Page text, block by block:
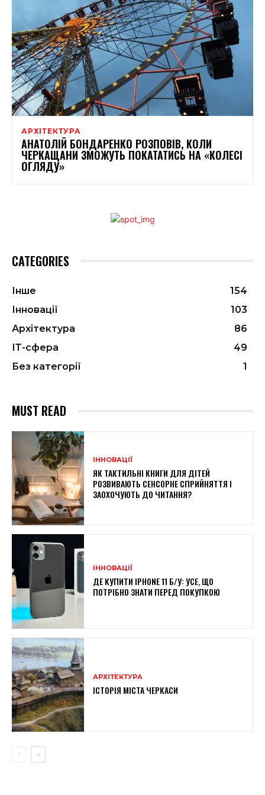
АРХІТЕКТУРА
АНАТОЛІЙ БОНДАРЕНКО РОЗПОВІВ, КОЛИ
ЧЕРКАЩАНИ ЗМОЖУТЬ ПОКАТАТИСЬ НА «КОЛЕСІ
ОГЛЯДУ»
CATEGORIES
Інше
154
Інновації
103
Архітектура
86
ІТ-сфера
49
Без категорії
1
MUST READ
ІННОВАЦІЇ
ЯК ТАКТИЛЬНІ КНИГИ ДЛЯ ДІТЕЙ
РОЗВИВАЮТЬ СЕНСОРНЕ СПРИЙНЯТТЯ І
ЗАОХОЧУЮТЬ ДО ЧИТАННЯ?
ІННОВАЦІЇ
ДЕ КУПИТИ IPHONE 11 Б/У: УСЕ, ЩО
ПОТРІБНО ЗНАТИ ПЕРЕД ПОКУПКОЮ
АРХІТЕКТУРА
ІСТОРІЯ МІСТА ЧЕРКАСИ